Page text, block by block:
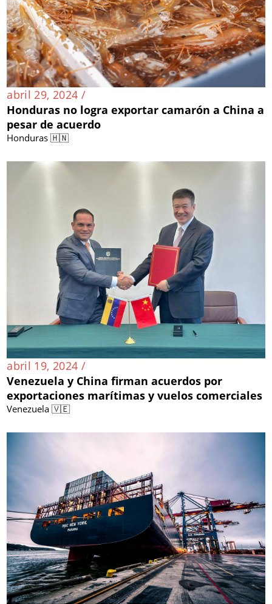
abril 29, 2024 /
Honduras no logra exportar camarón a China a
pesar de acuerdo
Honduras 🇭🇳
abril 19, 2024 /
Venezuela y China firman acuerdos por
exportaciones marítimas y vuelos comerciales
Venezuela 🇻🇪